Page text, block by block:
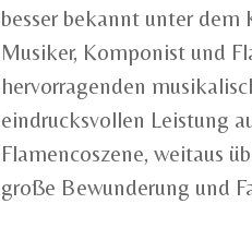
besser bekannt unter dem
Musiker, Komponist und
hervorragenden
eindrucksvollen Leistung
Flamencoszene, weitaus
große Bewunderung und